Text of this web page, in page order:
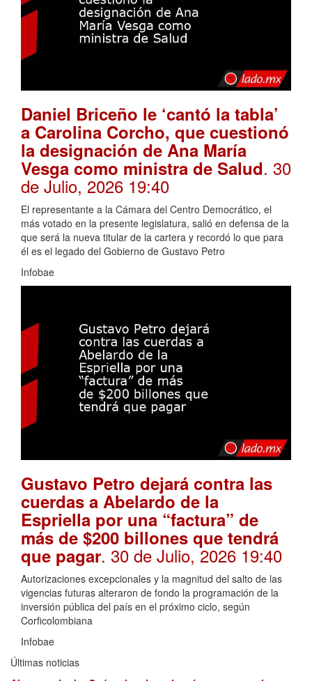
Daniel Briceño le ‘cantó la tabla’
a Carolina Corcho, que cuestionó
la designación de Ana María
Vesga como ministra de Salud. 30
de Julio, 2026 19:40
El representante a la Cámara del Centro Democrático, el
más votado en la presente legislatura, salió en defensa de la
que será la nueva titular de la cartera y recordó lo que para
él es el legado del Gobierno de Gustavo Petro
Infobae
Gustavo Petro dejará contra las
cuerdas a Abelardo de la
Espriella por una “factura” de
más de $200 billones que tendrá
que pagar. 30 de Julio, 2026 19:40
Autorizaciones excepcionales y la magnitud del salto de las
vigencias futuras alteraron de fondo la programación de la
inversión pública del país en el próximo ciclo, según
Corficolombiana
Infobae
Últimas noticias